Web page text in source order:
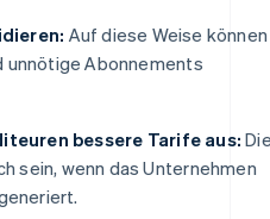
Auf diese Weise können
unnötige Abonnements
bessere Tarife aus:
sein, wenn das Unternehmen